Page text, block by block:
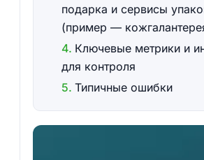
подарка и сервисы
(пример —
Ключевые метрики и
для контроля
Типичные ошибки